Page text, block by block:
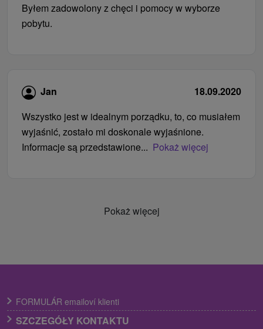
Byłem zadowolony z chęci i pomocy w wyborze
pobytu.
Jan
18.09.2020
Wszystko jest w idealnym porządku, to, co musiałem
wyjaśnić, zostało mi doskonale wyjaśnione.
Informacje są przedstawione... Pokaż więcej
Pokaż więcej
FORMULÁR emailoví klienti
SZCZEGÓŁY KONTAKTU